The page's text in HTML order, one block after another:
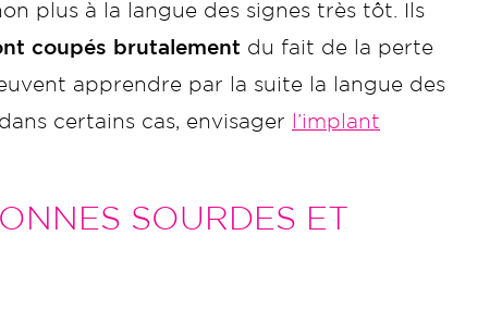
plus à la langue des signes très tôt. Ils
coupés brutalement du fait de la perte
apprendre par la suite la langue des
certains cas, envisager
l’implant
SOURDES ET